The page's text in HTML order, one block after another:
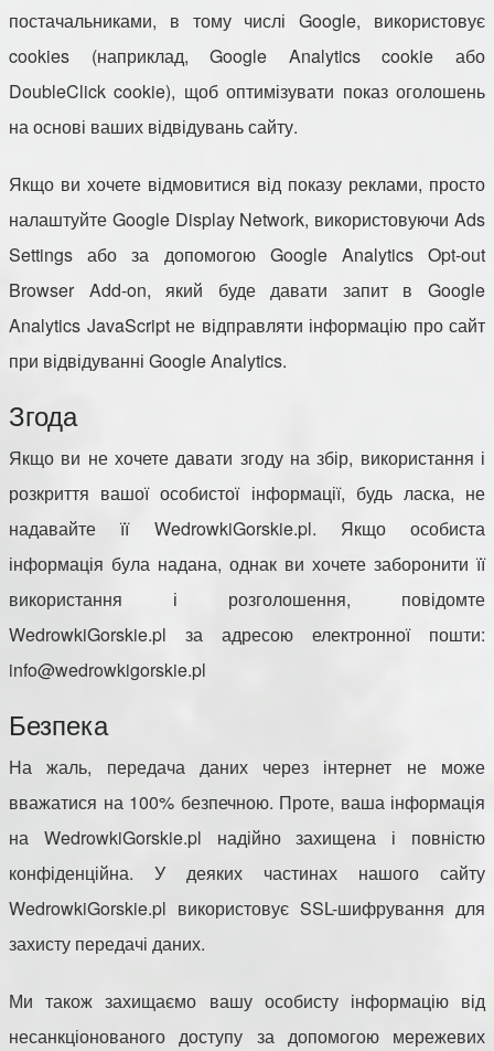
постачальниками, в тому числі Google, використовує
cookies (наприклад, Google Analytics cookie або
DoubleClick cookie), щоб оптимізувати показ оголошень
на основі ваших відвідувань сайту.
Якщо ви хочете відмовитися від показу реклами, просто
налаштуйте Google Display Network, використовуючи Ads
Settings або за допомогою Google Analytics Opt-out
Browser Add-on, який буде давати запит в Google
Analytics JavaScript не відправляти інформацію про сайт
при відвідуванні Google Analytics.
Згода
Якщо ви не хочете давати згоду на збір, використання і
розкриття вашої особистої інформації, будь ласка, не
надавайте її WedrowkiGorskie.pl. Якщо особиста
інформація була надана, однак ви хочете заборонити її
використання і розголошення, повідомте
WedrowkiGorskie.pl за адресою електронної пошти:
info@wedrowkigorskie.pl
Безпека
На жаль, передача даних через інтернет не може
вважатися на 100% безпечною. Проте, ваша інформація
на WedrowkiGorskie.pl надійно захищена і повністю
конфіденційна. У деяких частинах нашого сайту
WedrowkiGorskie.pl використовує SSL-шифрування для
захисту передачі даних.
Ми також захищаємо вашу особисту інформацію від
несанкціонованого доступу за допомогою мережевих